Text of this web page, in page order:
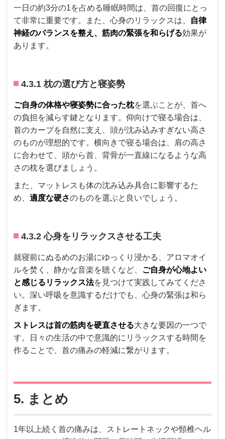
一日の約3分の1を占める睡眠時間は、首の回復にとっ
て非常に重要です。また、心身のリラックスは、
自律
神経のバランスを整え、筋肉の緊張を和らげる効果が
あります。
4.3.1 枕の選び方と寝姿勢
ご自身の体格や寝姿勢に合った枕を選ぶことが、首へ
の負担を減らす鍵となります。仰向けで寝る場合は、
首のカーブを自然に支え、頭が沈み込みすぎない高さ
のものが理想的です。横向きで寝る場合は、肩の高さ
に合わせて、頭から首、背骨が一直線になるような高
さの枕を選びましょう。
また、マットレスも体の沈み込み具合に影響するた
め、適度な硬さのものを選ぶと良いでしょう。
4.3.2 心身をリラックスさせる工夫
就寝前にぬるめのお湯にゆっくり浸かる、アロマオイ
ルを焚く、静かな音楽を聴くなど、 ご自身が心地よい
と感じるリラックス法を見つけて実践してみてくださ
い。深い呼吸を意識するだけでも、心身の緊張は和ら
ぎます。
ストレスは首の筋肉を硬直させる大きな要因の一つで
す。日々の生活の中で意識的にリラックスする時間を
作ることで、首の痛みの軽減に繋がります。
5. まとめ
1年以上続く首の痛みは、ストレートネックや頸椎ヘル